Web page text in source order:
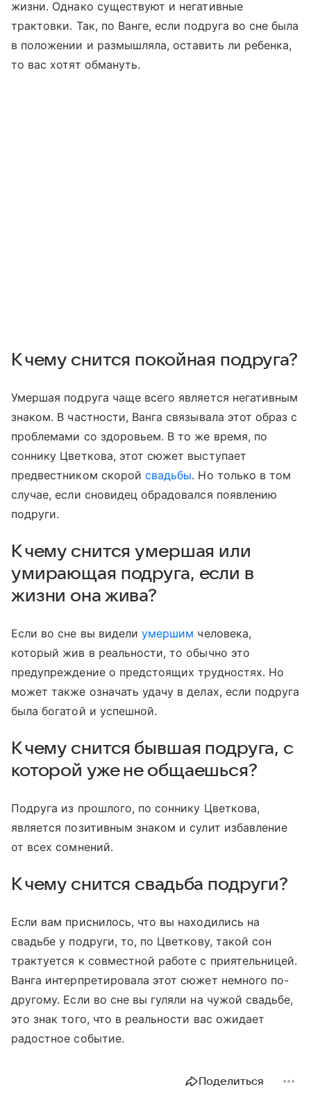
жизни. Однако существуют и негативные
трактовки. Так, по Ванге, если подруга во сне была
в положении и размышляла, оставить ли ребенка,
то вас хотят обмануть.
К чему снится покойная подруга?
Умершая подруга чаще всего является негативным
знаком. В частности, Ванга связывала этот образ с
проблемами со здоровьем. В то же время, по
соннику Цветкова, этот сюжет выступает
предвестником скоройсвадьбы. Но только в том
случае, если сновидец обрадовался появлению
подруги.
К чему снится умершая или
умирающая подруга, если в
жизни она жива?
Если во сне вы виделиумершим человека,
который жив в реальности, то обычно это
предупреждение о предстоящих трудностях. Но
может также означать удачу в делах, если подруга
была богатой и успешной.
К чему снится бывшая подруга, с
которой уже не общаешься?
Подруга из прошлого, по соннику Цветкова,
является позитивным знаком и сулит избавление
от всех сомнений.
К чему снится свадьба подруги?
Если вам приснилось, что вы находились на
свадьбе у подруги, то, по Цветкову, такой сон
трактуется к совместной работе с приятельницей.
Ванга интерпретировала этот сюжет немного по-
другому. Если во сне вы гуляли на чужой свадьбе,
это знак того, что в реальности вас ожидает
радостное событие.
Поделиться